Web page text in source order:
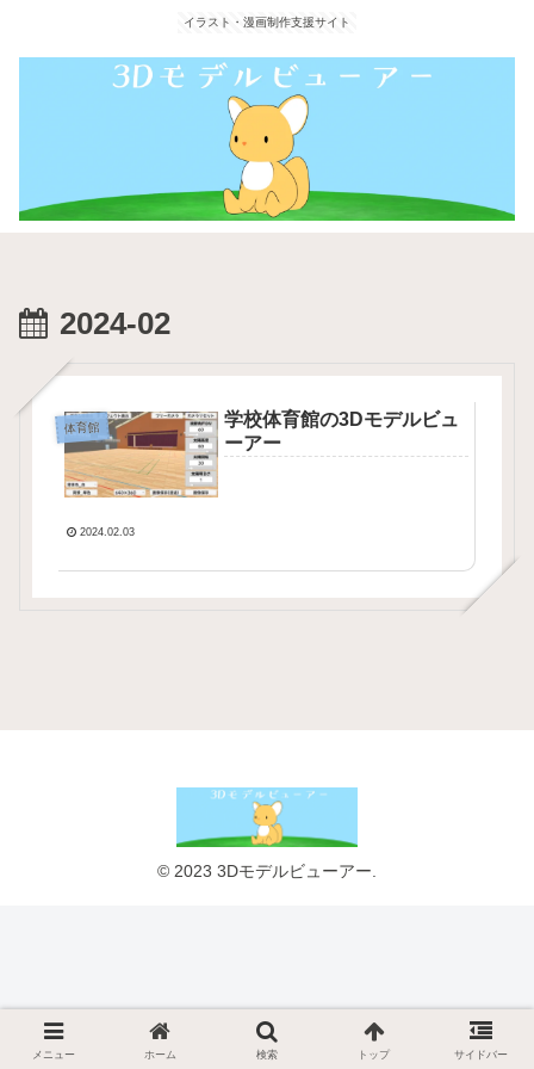
イラスト・漫画制作支援サイト
2024-02
体育館
学校体育館の3Dモデルビュ
ーアー
2024.02.03
© 2023 3Dモデルビューアー.
メニュー ホーム 検索 トップ サイドバー